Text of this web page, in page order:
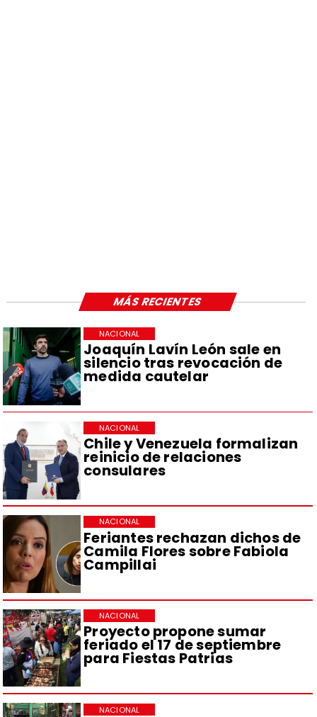
Joaquín Lavín León sale en
silencio tras revocación de
medida cautelar
NACIONAL
Chile y Venezuela formalizan
reinicio de relaciones
consulares
NACIONAL
Feriantes rechazan dichos de
Camila Flores sobre Fabiola
Campillai
NACIONAL
Proyecto propone sumar
feriado el 17 de septiembre
para Fiestas Patrias
NACIONAL
NACIONAL
MÁS RECIENTES